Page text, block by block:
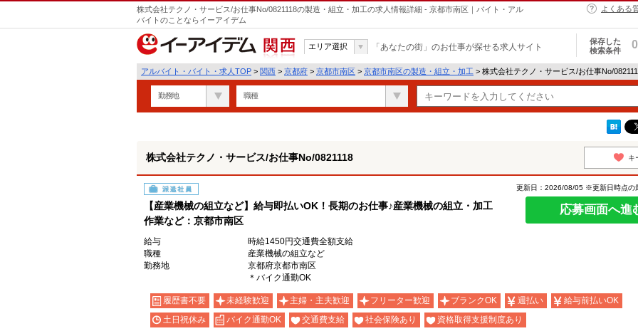
株式会社テクノ・サービス/お仕事No/0821118の製造・組立・加工の求人情報詳細 - 京都市南区｜バイト・アル
バイトのことならイーアイデム
よくある
関西
エリア選択 「あなたの街」のお仕事が探せる求人サイト
保存した
検索条件
0
アルバイト・バイト・求人TOP > 関西 > 京都府 > 京都市南区 > 京都市南区の製造・組立・加工 > 株式会社テクノ・サービス/お仕事No/
勤務地 職種
株式会社テクノ・サービス/お仕事No/0821118 キ
派遣社員
【産業機械の組立など】給与即払いOK！長期のお仕事♪産業機械の組立・加工
作業など：京都市南区
更新日：2026/08/05 ※更新日時点の
応募画面へ進
給与
時給1450円交通費全額支給
職種
産業機械の組立など
勤務地
京都府京都市南区
＊バイク通勤OK
履歴書不要 未経験歓迎 主婦・主夫歓迎 フリーター歓迎 ブランクOK 週払い
給与前払いOK
土日祝休み
バイク通勤OK 交通費支給 社会保険あり 資格取得支援制度あり